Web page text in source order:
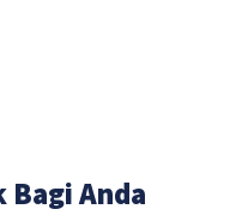
Bagi Anda